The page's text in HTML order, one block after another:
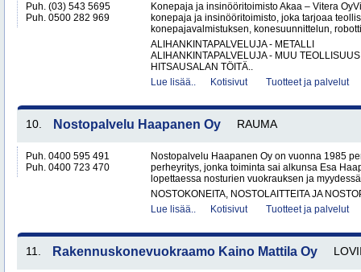
Puh. (03) 543 5695
Puh. 0500 282 969
Konepaja ja insinööritoimisto Akaa – Vitera
konepaja ja insinööritoimisto, joka tarjoaa
konepajavalmistuksen, konesuunnittelun,
ALIHANKINTAPALVELUJA - METALLI
ALIHANKINTAPALVELUJA - MUU TEOLLISUUS
HITSAUSALAN TÖITÄ..
Lue lisää..
Kotisivut Tuotteet ja palvelut
10. Nostopalvelu Haapanen Oy RAUMA
Puh. 0400 595 491
Puh. 0400 723 470
Nostopalvelu Haapanen Oy on vuonna 1985
perheyritys, jonka toiminta sai alkunsa Esa
lopettaessa nosturien vuokrauksen ja
NOSTOKONEITA, NOSTOLAITTEITA JA
Lue lisää..
Kotisivut Tuotteet ja palvelut
11. Rakennuskonevuokraamo Kaino Mattila Oy